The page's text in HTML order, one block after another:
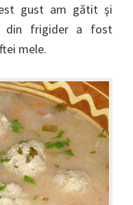
gust am gătit şi
din frigider a fost
mele.